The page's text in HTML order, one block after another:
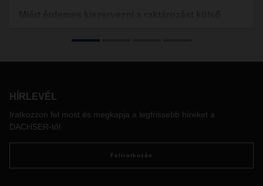
vállalata raktárgazdálkodását? Milyen előnyökkel járna, ha
amelyeket érdemes mérlegelni a döntés előtt.
HÍRLEVÉL
Iratkozzon fel most és megkapja a legfrissebb híreket a
DACHSER-től
Feliratkozás